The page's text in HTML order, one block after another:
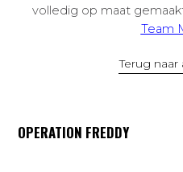
volledig op maat
Team
Terug naar
OPERATION FREDDY